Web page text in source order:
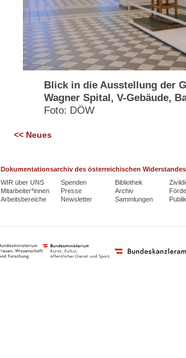
Blick in die Ausstellung der
Wagner Spital, V-Gebäude,
Foto: DÖW
<< Neues
Dokumentationsarchiv des österreichischen Widerstandes
WIR über UNS
Mitarbeiter*innen
Arbeitsbereiche
Spenden
Presse
Newsletter
Bibliothek
Archiv
Sammlungen